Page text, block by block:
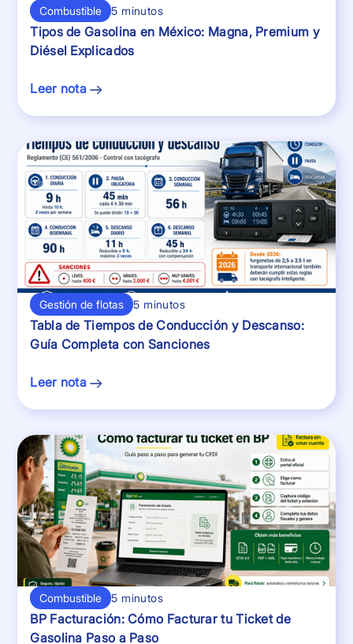
Combustible 5 minutos
Tipos de Gasolina en México: Magna, Premium y
Diésel Explicados
Leer nota
Gestión de flotas 5 minutos
Tabla de Tiempos de Conducción y Descanso:
Guía Completa con Sanciones
Leer nota
Combustible 5 minutos
BP Facturación: Cómo Facturar tu Ticket de
Gasolina Paso a Paso